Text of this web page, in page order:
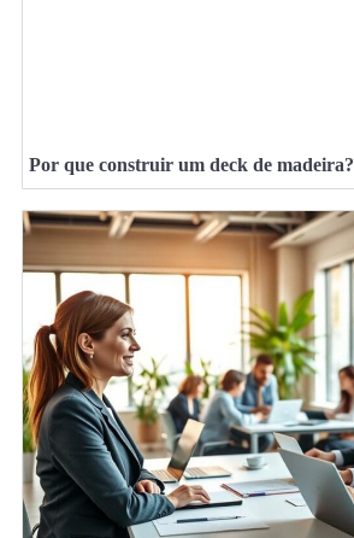
Por que construir um deck de madeira?